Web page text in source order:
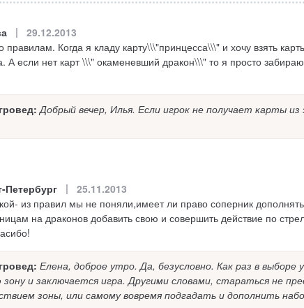
|
29.12.2013
Когда я кладу карту\\\"принцесса\\\" и хочу взять
А если нет карт \\\" окаменевший дракон\\\" то я просто
Добрый вечер, Илья. Если игрок не получает карты
Петербург |
25.11.2013
из правил мы не поняли,имеет ли право соперник
на драконов добавить свою и совершить действие по
Елена, доброе утро. Да, безусловно. Как раз в
и заключается игра. Другими словами, стараться не
зоны, или самому вовремя подгадать и дополнить